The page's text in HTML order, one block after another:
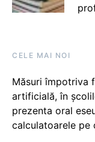
CELE MAI NOI
Măsuri împotriva
artificială, în
prezenta oral
calculatoarele pe